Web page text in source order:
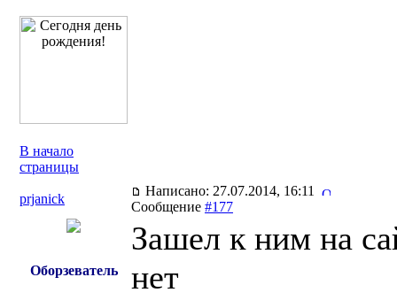
В начало
страницы
prjanick
Написано: 27.07.2014, 16:11
Сообщение #177
Оборзеватель
Зашел к ним на
нет